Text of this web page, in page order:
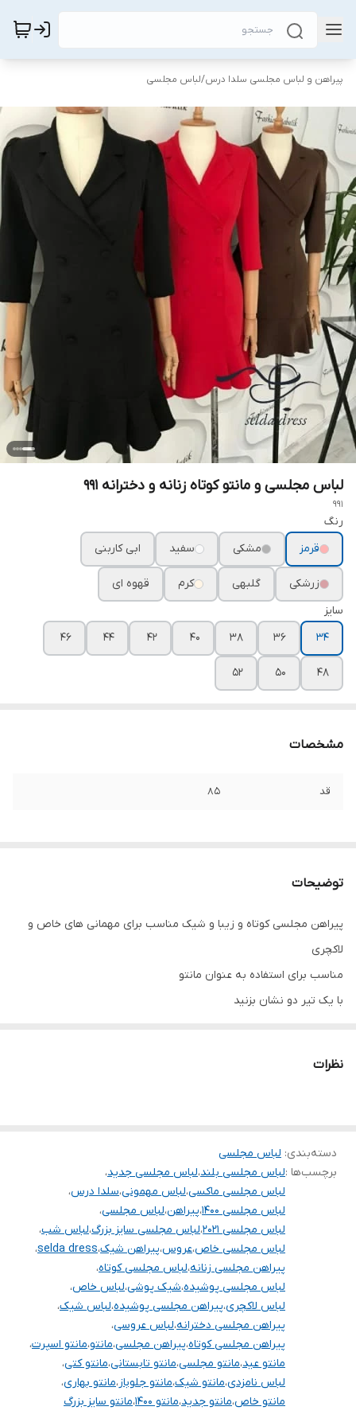
پیراهن و لباس مجلسی سلدا درس/لباس مجلسی
لباس مجلسی و مانتو کوتاه زنانه و دخترانه ۹۹۱
991
رنگ
قرمز
مشکی سفید ابی کاربنی
زرشکی گلبهی کرم
قهوه ای
سایز
34
36
38
40
42
44
46
48
50
52
مشخصات
قد ۸۵
توضیحات
پیراهن مجلسی کوتاه و زیبا و شیک مناسب برای مهمانی های خاص و
لاکچری
مناسب برای استفاده به عنوان مانتو
با یک تیر دو نشان بزنید
توجه توجه : دوستان عزیز لطفا در هنگام انتخاب مدل دقت فرمائید همه
مشخصات کارها زیر آن قید شده لطفا موقع انتخاب دقت کنید چون این
سایت امکان مرجوع یا تعویض مدل ندارد فقط تعویض سایز داریم
نظرات
دسته‌بندی: لباس مجلسی
برچسب‌ها :لباس مجلسی بلند،لباس مجلسی جدید،
لباس مجلسی ماکسی،لباس مهمونی،سلدا درس،
لباس مجلسی ۱۴۰۰
،پیراهن،لباس مجلسی،
لباس مجلسی ۲۰۲۱
،لباس مجلسی سایز بزرگ،لباس شب،
لباس مجلسی خاص،عروس،پیراهن شیک،selda dress،
پیراهن مجلسی زنانه،لباس مجلسی کوتاه،
لباس مجلسی پوشیده،شیک پوشی،لباس خاص،
لباس لاکچری،پیراهن مجلسی پوشیده،لباس شیک،
پیراهن مجلسی دخترانه،لباس عروسی،
پیراهن مجلسی کوتاه،پیراهن مجلسی،مانتو،مانتو اسپرت،
مانتو عید،مانتو مجلسی،مانتو تابستانی،مانتو کتی،
لباس نامزدی،مانتو شیک،مانتو جلوباز،مانتو بهاری،
مانتو خاص،مانتو جدید،مانتو ۱۴۰۰ ،مانتو سایز بزرگ